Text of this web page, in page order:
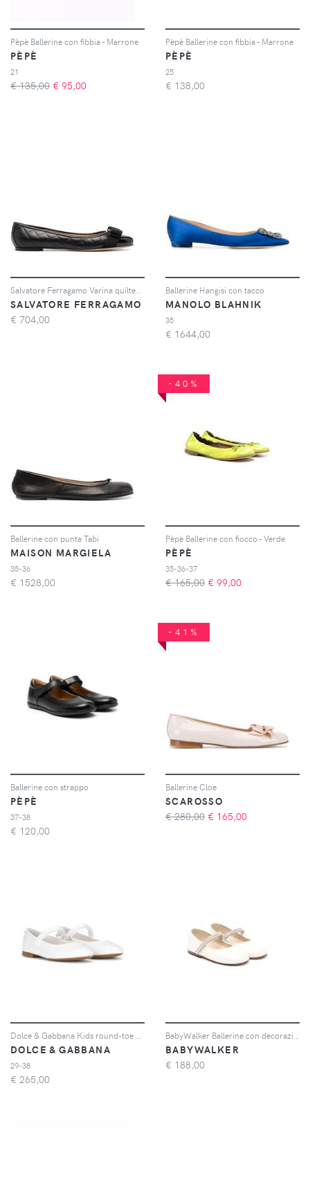
Pèpè Ballerine con fibbia - Marrone
PÈPÈ
21
€ 135,00 € 95,00
Pèpè Ballerine con fibbia - Marrone
PÈPÈ
25
€ 138,00
SALVATORE FERRAGAMO
€ 704,00
Ballerine Hangisi con tacco
MANOLO BLAHNIK
35
€ 1644,00
Ballerine con punta Tabi
MAISON MARGIELA
35-36
€ 1528,00
-40%
Pèpè Ballerine con fiocco - Verde
PÈPÈ
35-36-37
€ 165,00 € 99,00
Ballerine con strappo
PÈPÈ
37-38
€ 120,00
-41%
Ballerine Cloe
SCAROSSO
€ 280,00 € 165,00
DOLCE & GABBANA
29-38
€ 265,00
BABYWALKER
€ 188,00